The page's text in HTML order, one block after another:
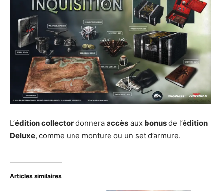
L’édition collector donnera accès aux bonusde l’édition
Deluxe, comme une monture ou un set d’armure.
Articles similaires